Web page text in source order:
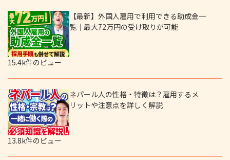
【最新】外国人雇用で利用できる助成金一
覧｜最大72万円の受け取りが可能
15.4k件のビュー
ネパール人の性格・特徴は？雇用するメ
リットや注意点を詳しく解説
13.8k件のビュー